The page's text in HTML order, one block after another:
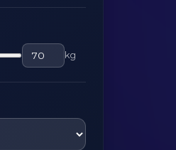
kg